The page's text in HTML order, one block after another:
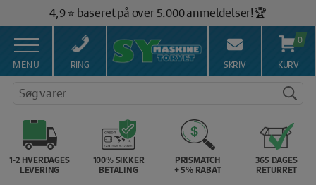
indholdet
4,9 ⭐️ baseret på over 5.000 anmeldelser!🏆
Gratis fragt ved køb over 399,- kr. 🚚
Salg af symaskiner siden 1967 🥇
100% Dansk hjemmeside 👍
Brug for hjælp? Ring på 43 44 45 15 ☎️
MENU RING SKRIV
0
KURV
Søg varer
1-2 HVERDAGES
LEVERING
100% SIKKER
BETALING
PRISMATCH
+ 5% RABAT
365 DAGES
RETURRET